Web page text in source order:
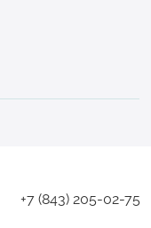
+7 (843) 205-02-75